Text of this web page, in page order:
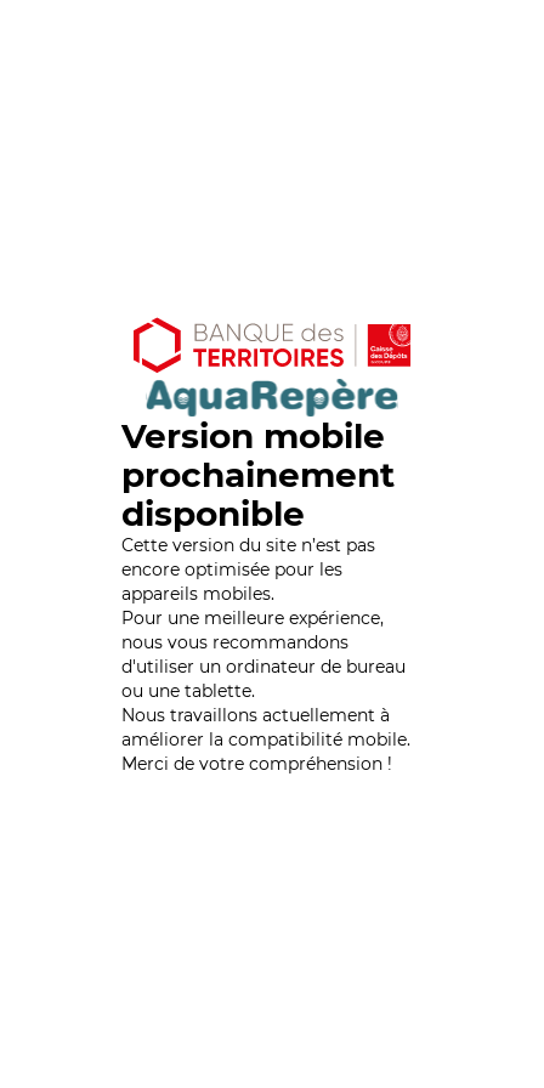
Version mobile
prochainement
disponible
Cette version du site n’est pas
encore optimisée pour les
appareils mobiles.
Pour une meilleure expérience,
nous vous recommandons
d'utiliser un ordinateur de bureau
ou une tablette.
Nous travaillons actuellement à
améliorer la compatibilité mobile.
Merci de votre compréhension !